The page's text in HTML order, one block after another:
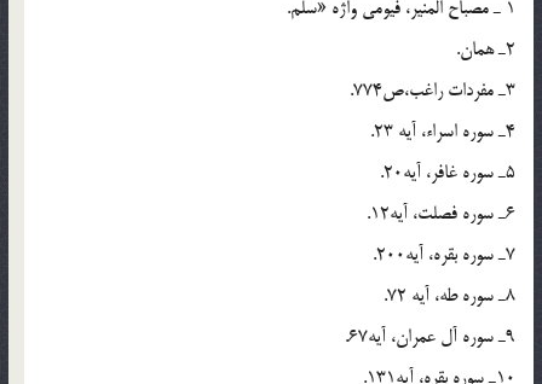
1 ـ مصباح المنير، فيومي واژه «سلم.
2ـ همان.
3ـ مفردات راغب،ص774.
4ـ سوره اسراء، آيه 23.
5ـ سوره غافر، آيه20.
6ـ سوره فصلت، آيه12.
7ـ سوره بقره، آيه200.
8ـ سوره طه، آيه 72.
9ـ سوره آل عمران، آيه67.